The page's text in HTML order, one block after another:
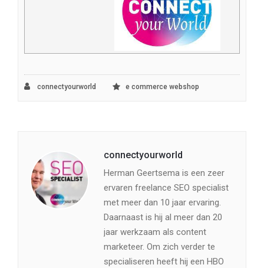
connectyourworld e commerce webshop
connectyourworld
Herman Geertsema is een zeer
ervaren freelance SEO specialist
met meer dan 10 jaar ervaring.
Daarnaast is hij al meer dan 20
jaar werkzaam als content
marketeer. Om zich verder te
specialiseren heeft hij een HBO